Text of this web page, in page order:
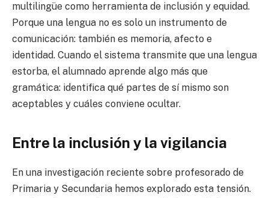
multilingüe como herramienta de inclusión y equidad.
Porque una lengua no es solo un instrumento de
comunicación: también es memoria, afecto e
identidad. Cuando el sistema transmite que una lengua
estorba, el alumnado aprende algo más que
gramática: identifica qué partes de sí mismo son
aceptables y cuáles conviene ocultar.
Entre la inclusión y la vigilancia
En una investigación reciente sobre profesorado de
Primaria y Secundaria hemos explorado esta tensión.